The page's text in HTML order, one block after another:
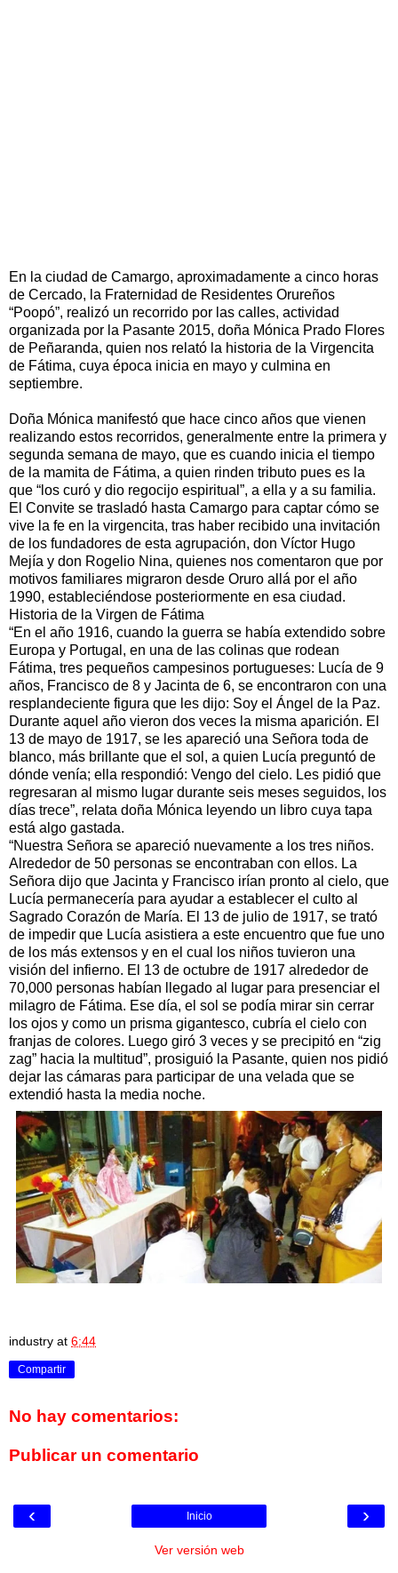
En la ciudad de Camargo, aproximadamente a cinco horas
de Cercado, la Fraternidad de Residentes Orureños
“Poopó”, realizó un recorrido por las calles, actividad
organizada por la Pasante 2015, doña Mónica Prado Flores
de Peñaranda, quien nos relató la historia de la Virgencita
de Fátima, cuya época inicia en mayo y culmina en
septiembre.
Doña Mónica manifestó que hace cinco años que vienen
realizando estos recorridos, generalmente entre la primera y
segunda semana de mayo, que es cuando inicia el tiempo
de la mamita de Fátima, a quien rinden tributo pues es la
que “los curó y dio regocijo espiritual”, a ella y a su familia.
El Convite se trasladó hasta Camargo para captar cómo se
vive la fe en la virgencita, tras haber recibido una invitación
de los fundadores de esta agrupación, don Víctor Hugo
Mejía y don Rogelio Nina, quienes nos comentaron que por
motivos familiares migraron desde Oruro allá por el año
1990, estableciéndose posteriormente en esa ciudad.
Historia de la Virgen de Fátima
“En el año 1916, cuando la guerra se había extendido sobre
Europa y Portugal, en una de las colinas que rodean
Fátima, tres pequeños campesinos portugueses: Lucía de 9
años, Francisco de 8 y Jacinta de 6, se encontraron con una
resplandeciente figura que les dijo: Soy el Ángel de la Paz.
Durante aquel año vieron dos veces la misma aparición. El
13 de mayo de 1917, se les apareció una Señora toda de
blanco, más brillante que el sol, a quien Lucía preguntó de
dónde venía; ella respondió: Vengo del cielo. Les pidió que
regresaran al mismo lugar durante seis meses seguidos, los
días trece”, relata doña Mónica leyendo un libro cuya tapa
está algo gastada.
“Nuestra Señora se apareció nuevamente a los tres niños.
Alrededor de 50 personas se encontraban con ellos. La
Señora dijo que Jacinta y Francisco irían pronto al cielo, que
Lucía permanecería para ayudar a establecer el culto al
Sagrado Corazón de María. El 13 de julio de 1917, se trató
de impedir que Lucía asistiera a este encuentro que fue uno
de los más extensos y en el cual los niños tuvieron una
visión del infierno. El 13 de octubre de 1917 alrededor de
70,000 personas habían llegado al lugar para presenciar el
milagro de Fátima. Ese día, el sol se podía mirar sin cerrar
los ojos y como un prisma gigantesco, cubría el cielo con
franjas de colores. Luego giró 3 veces y se precipitó en “zig
zag” hacia la multitud”, prosiguió la Pasante, quien nos pidió
dejar las cámaras para participar de una velada que se
extendió hasta la media noche.
industry at 6:44
Compartir
No hay comentarios:
Publicar un comentario
‹ ›
Inicio
Ver versión web